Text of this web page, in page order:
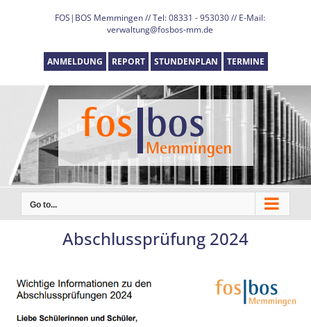
FOS|BOS Memmingen // Tel: 08331 - 953030 // E-Mail:
verwaltung@fosbos-mm.de
ANMELDUNG REPORT STUNDENPLAN TERMINE
Go to...
Abschlussprüfung 2024